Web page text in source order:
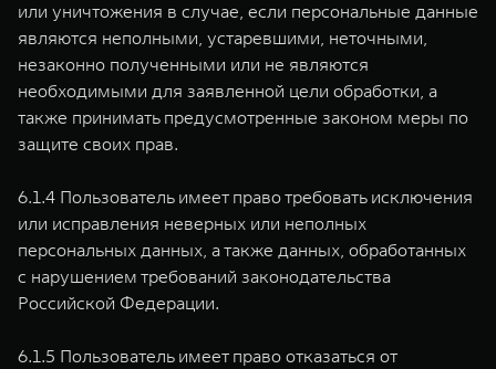
или уничтожения в случае, если персональные данные
являются неполными, устаревшими, неточными,
незаконно полученными или не являются
необходимыми для заявленной цели обработки, а
также принимать предусмотренные законом меры по
защите своих прав.
6.1.4 Пользователь имеет право требовать исключения
или исправления неверных или неполных
персональных данных, а также данных, обработанных
с нарушением требований законодательства
Российской Федерации.
6.1.5 Пользователь имеет право отказаться от